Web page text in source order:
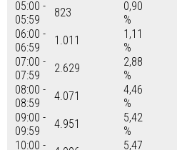
05:00 -
05:59
823
0,90
%
06:00 -
06:59
1.011
1,11
%
07:00 -
07:59
2.629
2,88
%
08:00 -
08:59
4.071
4,46
%
09:00 -
09:59
4.951
5,42
%
10:00 -
5,47